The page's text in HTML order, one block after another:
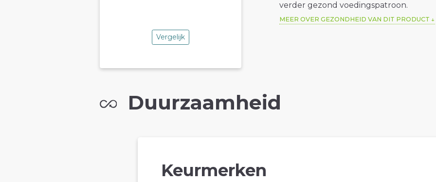
Vergelijk
verder gezond voedingspatroon.
MEER OVER GEZONDHEID VAN DIT PRODUCT
Duurzaamheid
Keurmerken